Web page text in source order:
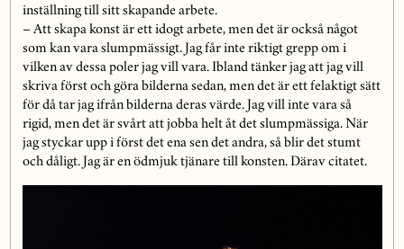
inställning till sitt skapande arbete.
– Att skapa konst är ett idogt arbete, men det är också något
som kan vara slumpmässigt. Jag får inte riktigt grepp om i
vilken av dessa poler jag vill vara. Ibland tänker jag att jag vill
skriva först och göra bilderna sedan, men det är ett felaktigt sätt
för då tar jag ifrån bilderna deras värde. Jag vill inte vara så
rigid, men det är svårt att jobba helt åt det slumpmässiga. När
jag styckar upp i först det ena sen det andra, så blir det stumt
och dåligt. Jag är en ödmjuk tjänare till konsten. Därav citatet.